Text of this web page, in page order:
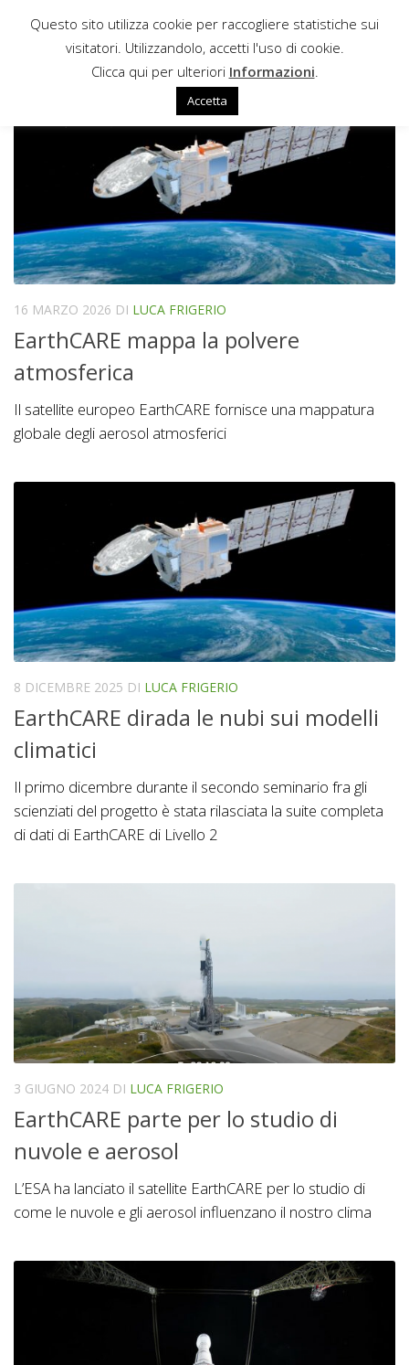
Sotto il contenuto
EARTHCARE
16 MARZO 2026 DI LUCA FRIGERIO
EarthCARE mappa la polvere
atmosferica
Il satellite europeo EarthCARE fornisce una mappatura
globale degli aerosol atmosferici
8 DICEMBRE 2025 DI LUCA FRIGERIO
EarthCARE dirada le nubi sui modelli
climatici
Il primo dicembre durante il secondo seminario fra gli
scienziati del progetto è stata rilasciata la suite completa
di dati di EarthCARE di Livello 2
3 GIUGNO 2024 DI LUCA FRIGERIO
EarthCARE parte per lo studio di
nuvole e aerosol
L’ESA ha lanciato il satellite EarthCARE per lo studio di
come le nuvole e gli aerosol influenzano il nostro clima
Questo sito utilizza cookie per raccogliere statistiche sui
visitatori. Utilizzandolo, accetti l'uso di cookie.
Clicca qui per ulteriori Informazioni
Accetta